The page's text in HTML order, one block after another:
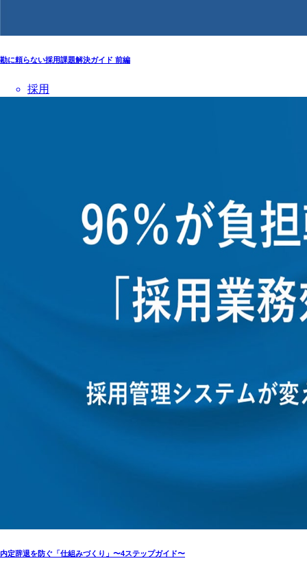
勘に頼らない採用課題解決ガイド 前編
採用
内定辞退を防ぐ「仕組みづくり」〜4ステップガイド〜